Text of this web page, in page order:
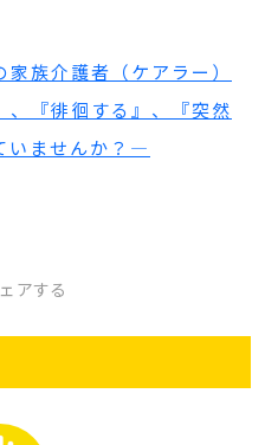
族介護者（ケアラー）
『徘徊する』、『突然
いませんか？―
アする